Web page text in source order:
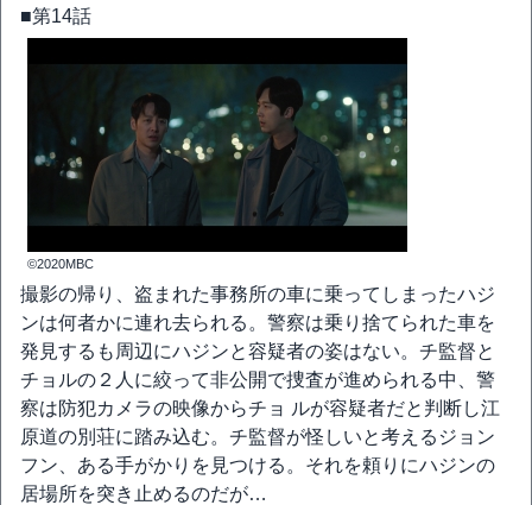
■第14話
©2020MBC
撮影の帰り、盗まれた事務所の車に乗ってしまったハジ
ンは何者かに連れ去られる。警察は乗り捨てられた車を
発見するも周辺にハジンと容疑者の姿はない。チ監督と
チョルの２人に絞って非公開で捜査が進められる中、警
察は防犯カメラの映像からチョ ルが容疑者だと判断し江
原道の別荘に踏み込む。チ監督が怪しいと考えるジョン
フン、ある手がかりを見つける。それを頼りにハジンの
居場所を突き止めるのだが…